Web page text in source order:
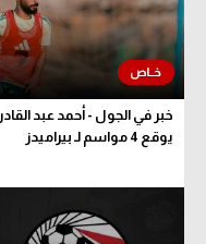
خبر في الجول - أحمد عبد القادر
يوقع 4 مواسم لـ بيراميدز